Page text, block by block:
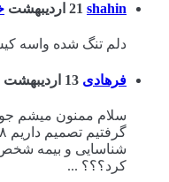
shahin 21 اردیبهشت
دلم تنگ شده واسه
فرهادی 13 اردیبهشت
سلام ممنون میشم
شناسایی و بیمه شخص
کرد؟؟؟ ...